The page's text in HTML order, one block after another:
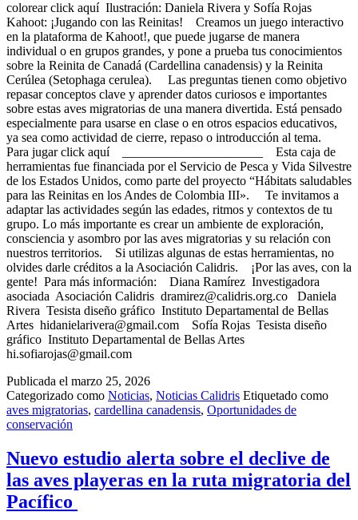
colorear click aquí Ilustración: Daniela Rivera y Sofía Rojas
Kahoot: ¡Jugando con las Reinitas! Creamos un juego interactivo
en la plataforma de Kahoot!, que puede jugarse de manera
individual o en grupos grandes, y pone a prueba tus conocimientos
sobre la Reinita de Canadá (Cardellina canadensis) y la Reinita
Cerúlea (Setophaga cerulea). Las preguntas tienen como objetivo
repasar conceptos clave y aprender datos curiosos e importantes
sobre estas aves migratorias de una manera divertida. Está pensado
especialmente para usarse en clase o en otros espacios educativos,
ya sea como actividad de cierre, repaso o introducción al tema.
Para jugar click aquí ______________________ Esta caja de
herramientas fue financiada por el Servicio de Pesca y Vida Silvestre
de los Estados Unidos, como parte del proyecto “Hábitats saludables
para las Reinitas en los Andes de Colombia III». Te invitamos a
adaptar las actividades según las edades, ritmos y contextos de tu
grupo. Lo más importante es crear un ambiente de exploración,
consciencia y asombro por las aves migratorias y su relación con
nuestros territorios. Si utilizas algunas de estas herramientas, no
olvides darle créditos a la Asociación Calidris. ¡Por las aves, con la
gente! Para más información: Diana Ramírez Investigadora
asociada Asociación Calidris dramirez@calidris.org.co Daniela
Rivera Tesista diseño gráfico Instituto Departamental de Bellas
Artes hidanielarivera@gmail.com Sofía Rojas Tesista diseño
gráfico Instituto Departamental de Bellas Artes
hi.sofiarojas@gmail.com
Publicada el marzo 25, 2026
Categorizado como Noticias, Noticias Calidris Etiquetado como
aves migratorias, cardellina canadensis, Oportunidades de
conservación
Nuevo estudio alerta sobre el declive de
las aves playeras en la ruta migratoria del
Pacífico